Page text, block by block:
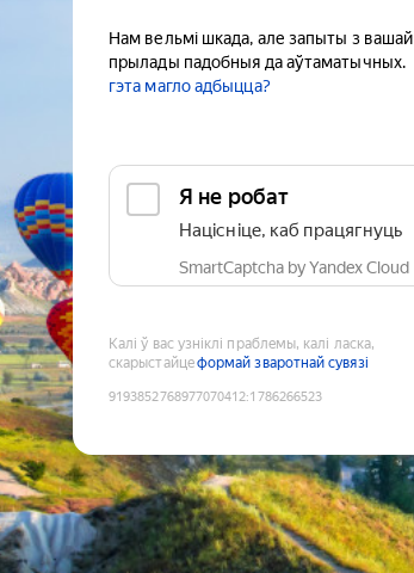
Нам вельмі шкада, але запыты з вашай
прылады падобныя да аўтаматычных.
гэта магло адбыцца?
Я не робат
Націсніце, каб працягнуць
SmartCaptcha by Yandex Cloud
Калі ў вас узніклі праблемы, калі ласка,
скарыстайцеформай зваротнай сувязі
9193852768977070412:1786266523